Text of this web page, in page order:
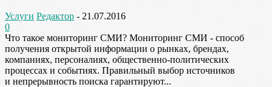
Услуги Редактор - 21.07.2016
0
Что такое мониторинг СМИ? Мониторинг СМИ - способ
получения открытой информации о рынках, брендах,
компаниях, персоналиях, общественно-политических
процессах и событиях. Правильный выбор источников
и непрерывность поиска гарантируют...